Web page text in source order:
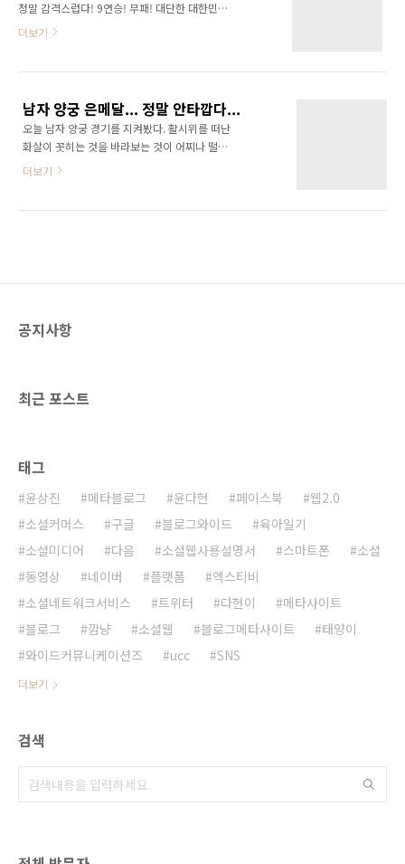
왔을 정도이다. 블로그와이드
(http://www.blogwide.kr/)에도 올림픽에 관
열기기 식지 않은 건 분명하다. 이제 우리 대한민
정하게 살펴야 할때 인 것 같다. Cool head가
필요한 시점인 것..
정말 감격스럽다! 9연승! 무패! 대단한 대한민국
이다!!! 류현진의 호투가 대단했지만 코팅스탭이
더보기
남자 양궁 은메달... 정말 안타깝다...
오늘 남자 양궁 경기를 지켜봤다. 활시위를 떠난
화살이 꼿히는 것을 바라보는 것이 어찌나 떨리
던지... 역시 스포츠의 세계는 냉정하다. 이기거
데... 올림픽을 보면서 많은 생각이 든다. 환희와
었다..
더보기
공지사항
최근 포스트
태그
윤상진 메타블로그 윤다현 페이스북
웹2.0
소셜커머스
구글 블로그와이드
육아일기
소셜미디어
다음 소셜웹사용설명서 스마트폰
소셜
동영상
네이버 플랫폼
엑스티비
소셜네트워크서비스
트위터 다현이
메타사이트
블로그
깜냥 소셜웹 블로그메타사이트
태양이
와이드커뮤니케이션즈
ucc SNS
더보기
검색